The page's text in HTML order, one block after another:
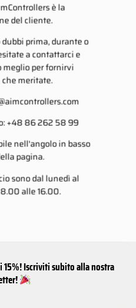
è la
del cliente.
prima, durante o
a contattarci e
meglio per fornirvi
meritate.
+48 86 262 58 99
nell'angolo in basso
pagina.
sono dal lunedì al
alle 16.00.
Iscriviti subito alla nostra